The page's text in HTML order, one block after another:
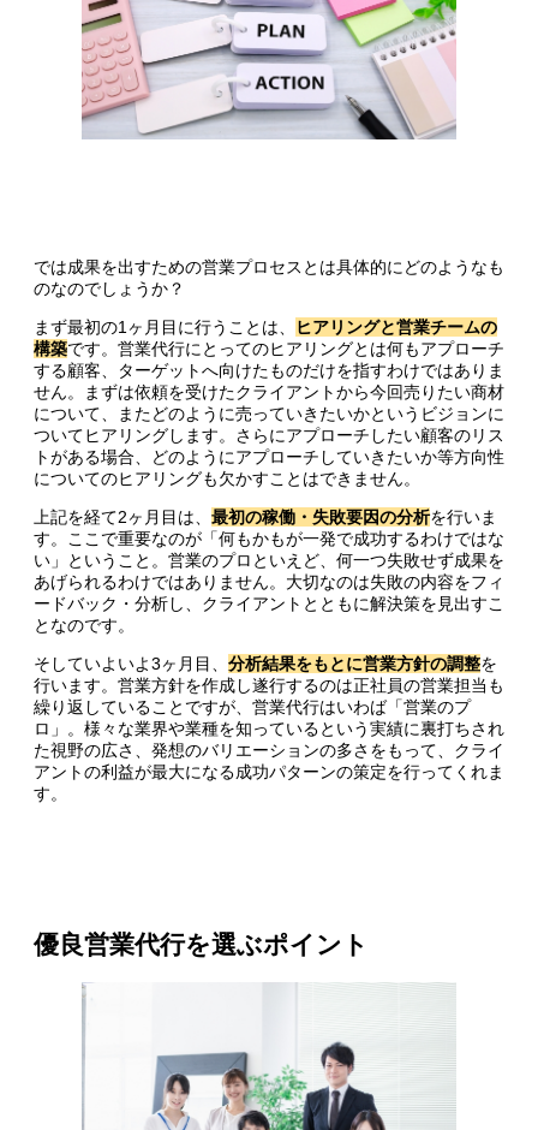
では成果を出すための営業プロセスとは具体的にどのようなも
のなのでしょうか？
まず最初の1ヶ月目に行うことは、
ヒアリングと営業チームの
構築です。営業代行にとってのヒアリングとは何もアプローチ
する顧客、ターゲットへ向けたものだけを指すわけではありま
せん。まずは依頼を受けたクライアントから今回売りたい商材
について、またどのように売っていきたいかというビジョンに
ついてヒアリングします。さらにアプローチしたい顧客のリス
トがある場合、どのようにアプローチしていきたいか等方向性
についてのヒアリングも欠かすことはできません。
上記を経て2ヶ月目は、 最初の稼働・失敗要因の分析を行いま
す。ここで重要なのが「何もかもが一発で成功するわけではな
い」ということ。営業のプロといえど、何一つ失敗せず成果を
あげられるわけではありません。大切なのは失敗の内容をフィ
ードバック・分析し、クライアントとともに解決策を見出すこ
となのです。
そしていよいよ3ヶ月目、 分析結果をもとに営業方針の調整を
行います。営業方針を作成し遂行するのは正社員の営業担当も
繰り返していることですが、営業代行はいわば「営業のプ
ロ」。様々な業界や業種を知っているという実績に裏打ちされ
た視野の広さ、発想のバリエーションの多さをもって、クライ
アントの利益が最大になる成功パターンの策定を行ってくれま
す。
優良営業代行を選ぶポイント